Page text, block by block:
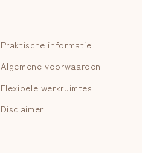
Praktische informatie
Algemene voorwaarden
Flexibele werkruimtes
Disclaimer